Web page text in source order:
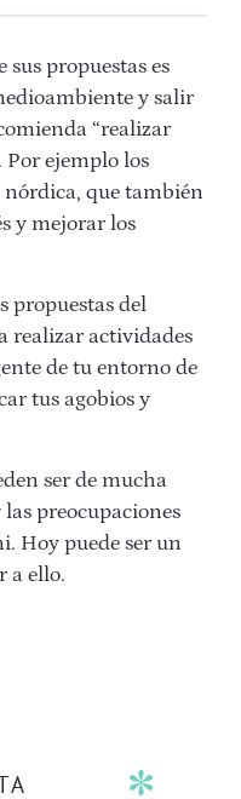
sus propuestas es
y salir
“realizar
Por ejemplo los
nórdica, que también
y mejorar los
propuestas del
realizar actividades
de tu entorno de
tus agobios y
ser de mucha
preocupaciones
Hoy puede ser un
a ello.